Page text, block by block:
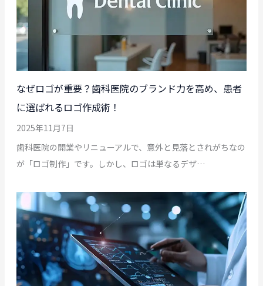
なぜロゴが重要？歯科医院のブランド力を高め、患者
に選ばれるロゴ作成術！
2025年11月7日
歯科医院の開業やリニューアルで、意外と見落とされがちなの
が「ロゴ制作」です。しかし、ロゴは単なるデザ…